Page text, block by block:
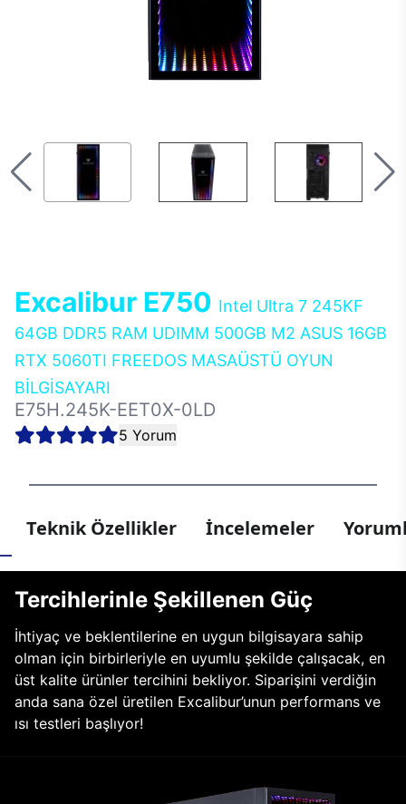
Excalibur E750 Intel Ultra 7 245KF
64GB DDR5 RAM UDIMM 500GB M2 ASUS 16GB
RTX 5060TI FREEDOS MASAÜSTÜ OYUN
BİLGİSAYARI
E75H.245K-EET0X-0LD
5 Yorum
Teknik Özellikler İncelemeler
Tercihlerinle Şekillenen Güç
İhtiyaç ve beklentilerine en uygun bilgisayara sahip
olman için birbirleriyle en uyumlu şekilde çalışacak, en
üst kalite ürünler tercihini bekliyor. Siparişini verdiğin
anda sana özel üretilen Excalibur’unun performans ve
ısı testleri başlıyor!